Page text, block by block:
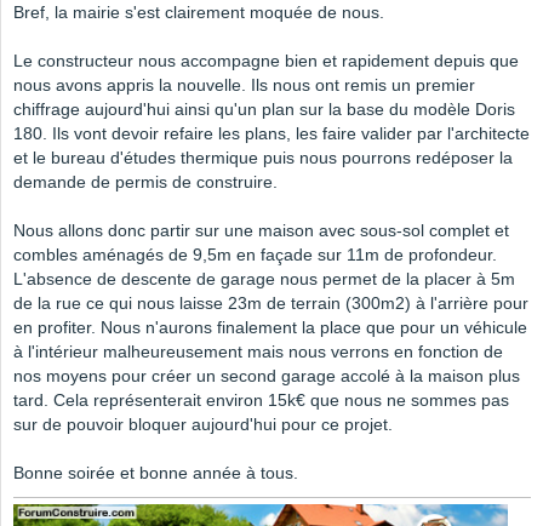
Bref, la mairie s'est clairement moquée de nous.
Le constructeur nous accompagne bien et rapidement depuis que
nous avons appris la nouvelle. Ils nous ont remis un premier
chiffrage aujourd'hui ainsi qu'un plan sur la base du modèle Doris
180. Ils vont devoir refaire les plans, les faire valider par l'architecte
et le bureau d'études thermique puis nous pourrons redéposer la
demande de permis de construire.
Nous allons donc partir sur une maison avec sous-sol complet et
combles aménagés de 9,5m en façade sur 11m de profondeur.
L'absence de descente de garage nous permet de la placer à 5m
de la rue ce qui nous laisse 23m de terrain (300m2) à l'arrière pour
en profiter. Nous n'aurons finalement la place que pour un véhicule
à l'intérieur malheureusement mais nous verrons en fonction de
nos moyens pour créer un second garage accolé à la maison plus
tard. Cela représenterait environ 15k€ que nous ne sommes pas
sur de pouvoir bloquer aujourd'hui pour ce projet.
Bonne soirée et bonne année à tous.